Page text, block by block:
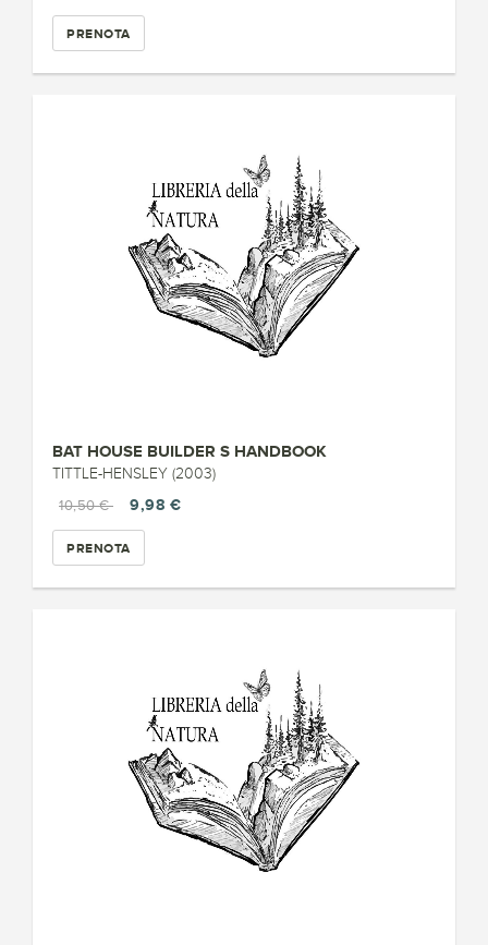
PRENOTA
BAT HOUSE BUILDER S HANDBOOK
TITTLE-HENSLEY (2003)
10,50 €
9,98 €
PRENOTA